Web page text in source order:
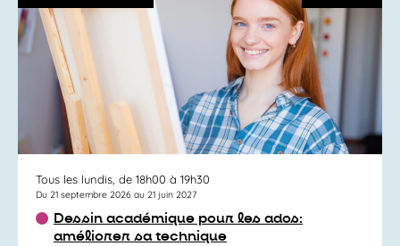
Tous les lundis, de 18h00 à 19h30
Du 21 septembre 2026 au 21 juin 2027
Dessin académique pour les ados:
améliorer sa technique